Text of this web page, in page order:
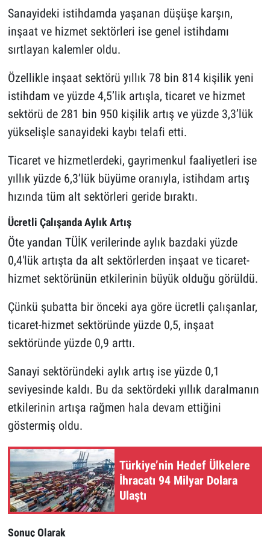
Sanayideki istihdamda yaşanan düşüşe karşın,
inşaat ve hizmet sektörleri ise genel istihdamı
sırtlayan kalemler oldu.
Özellikle inşaat sektörü yıllık 78 bin 814 kişilik yeni
istihdam ve yüzde 4,5’lik artışla, ticaret ve hizmet
sektörü de 281 bin 950 kişilik artış ve yüzde 3,3’lük
yükselişle sanayideki kaybı telafi etti.
Ticaret ve hizmetlerdeki, gayrimenkul faaliyetleri ise
yıllık yüzde 6,3’lük büyüme oranıyla, istihdam artış
hızında tüm alt sektörleri geride bıraktı.
Ücretli Çalışanda Aylık Artış
Öte yandan TÜİK verilerinde aylık bazdaki yüzde
0,4'lük artışta da alt sektörlerden inşaat ve ticaret-
hizmet sektörünün etkilerinin büyük olduğu görüldü.
Çünkü şubatta bir önceki aya göre ücretli çalışanlar,
ticaret-hizmet sektöründe yüzde 0,5, inşaat
sektöründe yüzde 0,9 arttı.
Sanayi sektöründeki aylık artış ise yüzde 0,1
seviyesinde kaldı. Bu da sektördeki yıllık daralmanın
etkilerinin artışa rağmen hala devam ettiğini
göstermiş oldu.
Türkiye’nin Hedef Ülkelere
İhracatı 94 Milyar Dolara
Ulaştı
Sonuç Olarak